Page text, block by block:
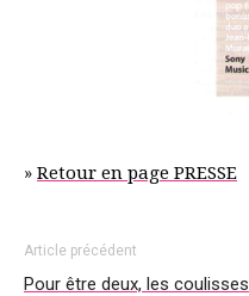
» Retour en page PRESSE
Article précédent
Pour être deux, les coulisses